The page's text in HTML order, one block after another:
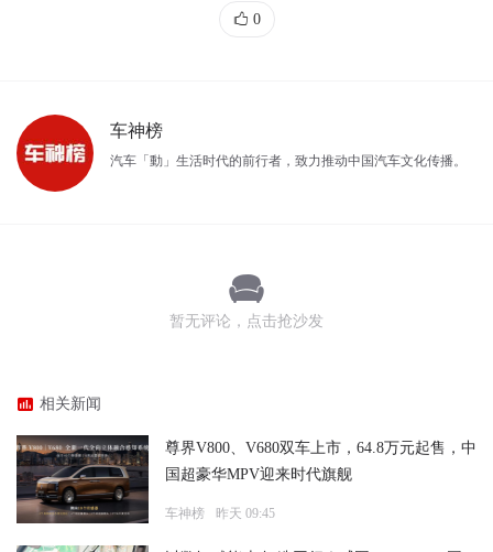
0
车神榜
汽车「動」生活时代的前行者，致力推动中国汽车文化传播。
暂无评论，点击抢沙发
相关新闻
尊界V800、V680双车上市，64.8万元起售，中
国超豪华MPV迎来时代旗舰
车神榜 昨天 09:45